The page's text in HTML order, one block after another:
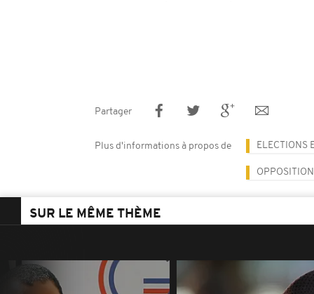
Partager
Plus d'informations à propos de ELECTIONS
OPPOSITION
SUR LE MÊME THÈME